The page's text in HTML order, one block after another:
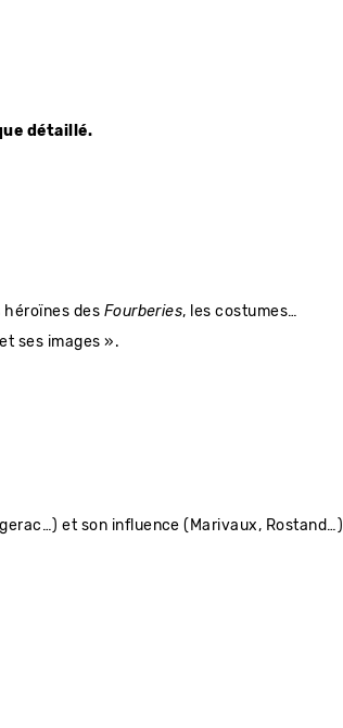
détaillé.
des Fourberies, les costumes…
ses images ».
et son influence (Marivaux, Rostand…)